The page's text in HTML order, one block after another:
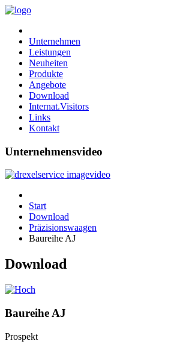
Unternehmen
Leistungen
Neuheiten
Produkte
Angebote
Download
Internat.Visitors
Links
Kontakt
Unternehmensvideo
Start
Download
Präzisionswaagen
Baureihe AJ
Download
Baureihe AJ
Prospekt